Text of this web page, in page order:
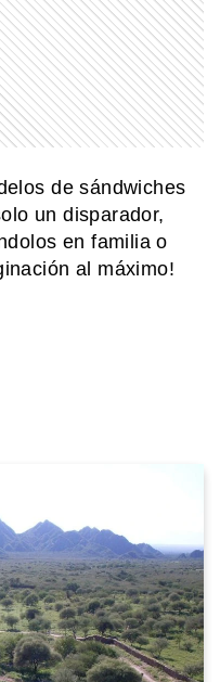
de sándwiches
un disparador,
en familia o
al máximo!
rupestre, historia y
Cayetano y por qué
pan y el trabajo?
un clic! El argentino
app para sentir las
cerca
la increíble
de Catamarca que
cuando los perros se
arriba?